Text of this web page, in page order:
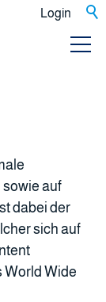
Login
sowie auf
dabei der
sich auf
World Wide